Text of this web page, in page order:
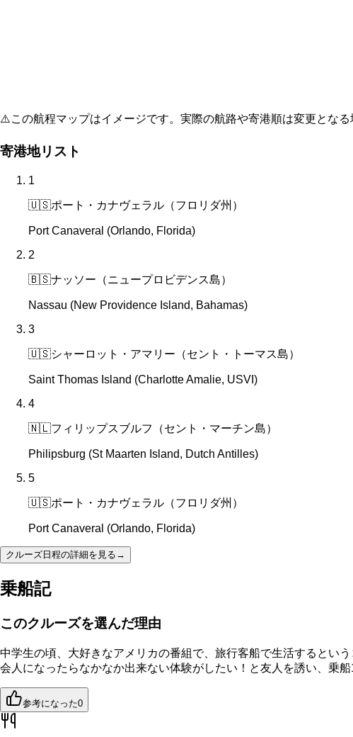
⚠️この航程マップはイメージです。実際の航路や寄港順は変更となる
寄港地リスト
1
🇺🇸ポート・カナヴェラル（フロリダ州）
Port Canaveral (Orlando, Florida)
2
🇧🇸ナッソー（ニュープロビデンス島）
Nassau (New Providence Island, Bahamas)
3
🇺🇸シャーロット・アマリー（セント・トーマス島）
Saint Thomas Island (Charlotte Amalie, USVI)
4
🇳🇱フィリップスブルフ（セント・マーチン島）
Philipsburg (St Maarten Island, Dutch Antilles)
5
🇺🇸ポート・カナヴェラル（フロリダ州）
Port Canaveral (Orlando, Florida)
クルーズ日程の詳細を見る →
乗船記
このクルーズを選んだ理由
中学生の頃、大好きなアメリカの番組で、旅行客船で生活するとい
会人になったらなかなか出来ない体験がしたい！と友人を誘い、乗
参考になった0